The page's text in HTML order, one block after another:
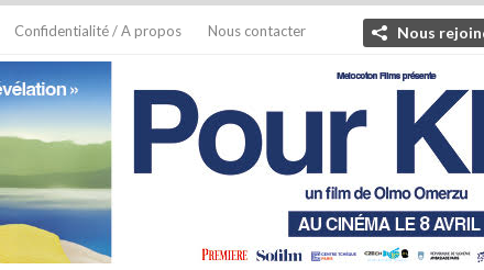
Confidentialité / A propos Nous contacter Nous